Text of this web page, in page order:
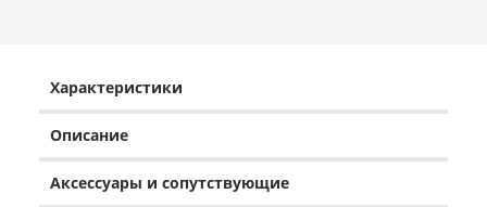
Характеристики
Описание
Аксессуары и сопутствующие